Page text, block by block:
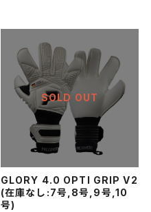
SOLD OUT
GLORY 4.0 OPTI GRIP V2
(在庫なし:7号,8号,9号,10
号)